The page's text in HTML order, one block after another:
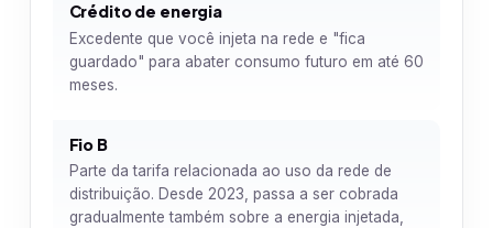
Crédito de energia
Excedente que você injeta na rede e "fica
guardado" para abater consumo futuro em até 60
meses.
Fio B
Parte da tarifa relacionada ao uso da rede de
distribuição. Desde 2023, passa a ser cobrada
gradualmente também sobre a energia injetada,